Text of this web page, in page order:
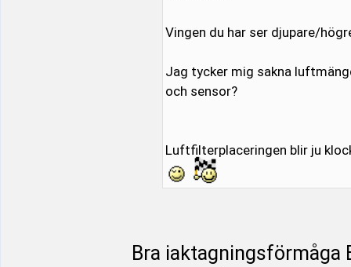
Vingen du har ser djupare/
Jag tycker mig sakna
och sensor?
Luftfilterplaceringen blir ju
Bra iaktagningsförmåga